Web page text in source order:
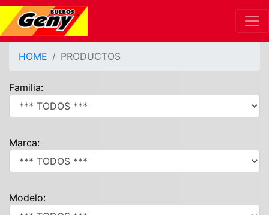
HOME PRODUCTOS
Familia:
Marca:
Modelo: